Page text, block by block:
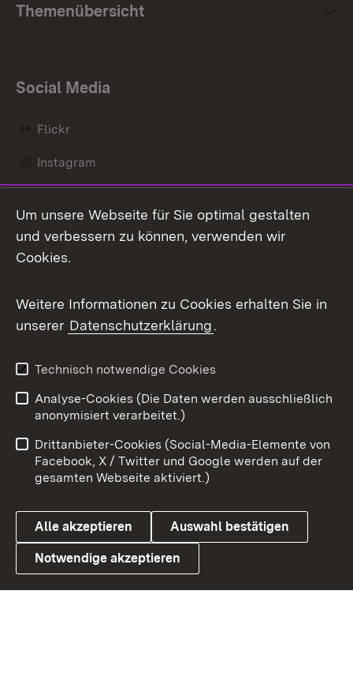
Themenübersicht
Social Media
Flickr
Instagram
Mastodon
Messenger
Social Wall
X / Twitter
Youtube
Link zum Landesportal
Benutzungshinweise
Barrierefreiheit
Datenschutz
Cookies
Um unsere Webseite für Sie optimal gestalten
und verbessern zu können, verwenden wir
Cookies.
Weitere Informationen zu Cookies erhalten Sie in
unserer Datenschutzerklärung.
Technisch notwendige Cookies
Analyse-Cookies (Die Daten werden ausschließlich
anonymisiert verarbeitet.)
Drittanbieter-Cookies (Social-Media-Elemente von
Facebook, X / Twitter und Google werden auf der
gesamten Webseite aktiviert.)
Alle akzeptieren Auswahl bestätigen
Notwendige akzeptieren